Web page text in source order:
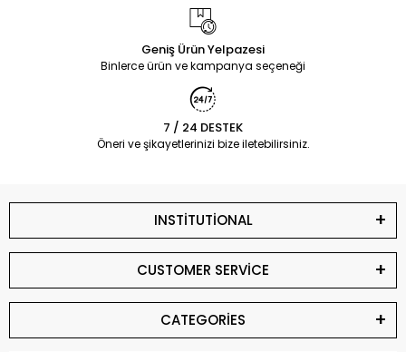
Geniş Ürün Yelpazesi
Binlerce ürün ve kampanya seçeneği
7 / 24 DESTEK
Öneri ve şikayetlerinizi bize iletebilirsiniz.
INSTİTUTİONAL
CUSTOMER SERVİCE
CATEGORİES